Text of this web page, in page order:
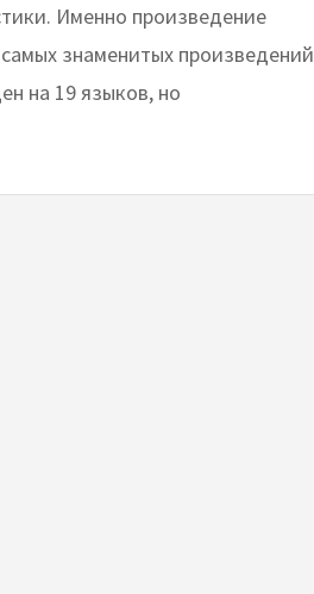
Именно произведение
знаменитых произведений
на 19 языков, но